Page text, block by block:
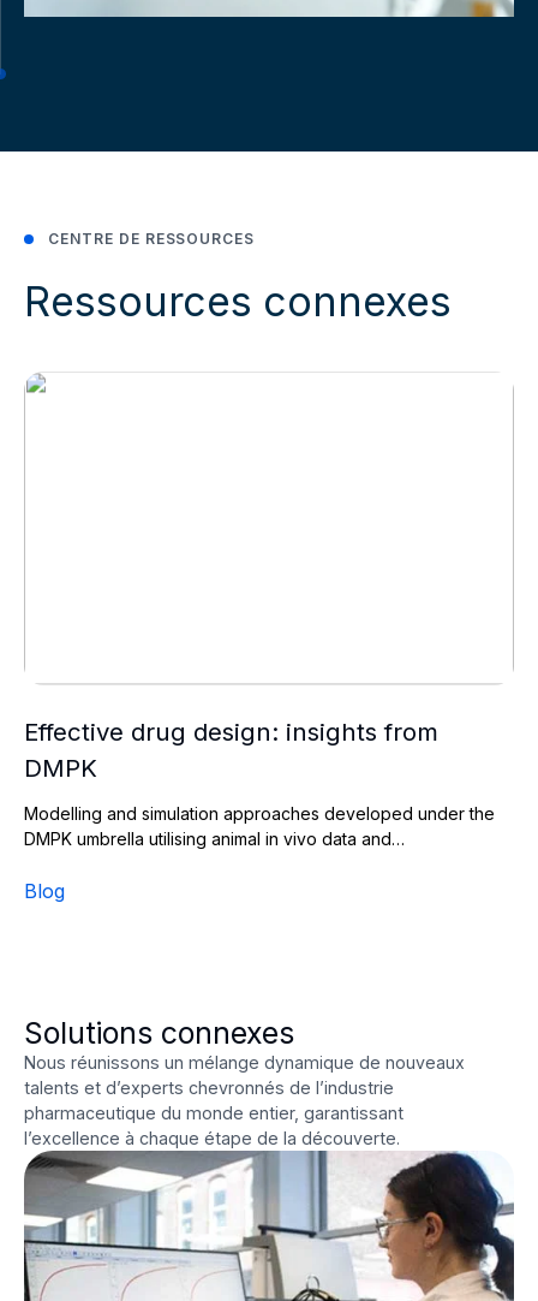
CENTRE DE RESSOURCES
Ressources connexes
Effective drug design: insights from DMPK
Effective drug design: insights from
DMPK
Modelling and simulation approaches developed under the
DMPK umbrella utilising animal in vivo data and…
Blog
Solutions connexes
Nous réunissons un mélange dynamique de nouveaux
talents et d’experts chevronnés de l’industrie
pharmaceutique du monde entier, garantissant
l’excellence à chaque étape de la découverte.